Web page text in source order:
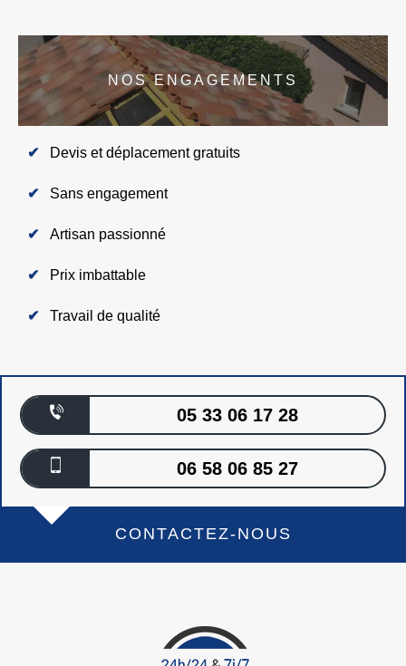
NOS ENGAGEMENTS
Devis et déplacement gratuits
Sans engagement
Artisan passionné
Prix imbattable
Travail de qualité
05 33 06 17 28
06 58 06 85 27
CONTACTEZ-NOUS